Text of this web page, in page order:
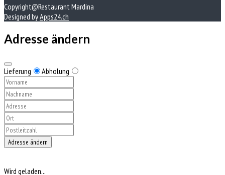
Copyright@Restaurant Mardina
Designed byApps24.ch
Adresse ändern
Lieferung Abholung
Adresse ändern
Wird geladen...